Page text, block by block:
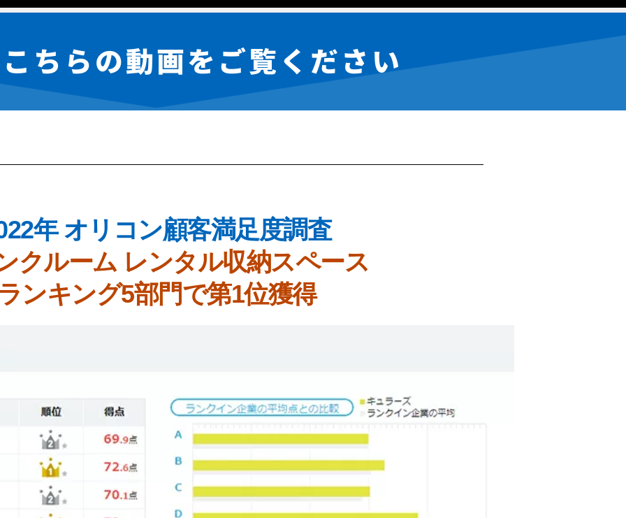
ちらの動画をご覧ください
年 オリコン顧客満足度調査
クルーム レンタル収納スペース
ンキング5部門で第1位獲得